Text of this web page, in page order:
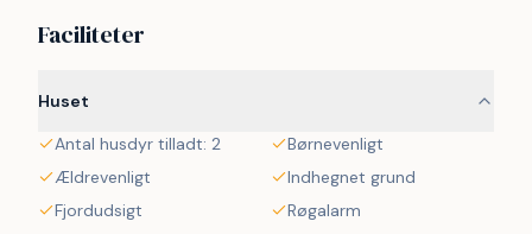
af værelserne har dobbeltsenge – et værelse har to
Der er et badeværelse med gulvvarme, bruser og
vaskemaskine. Køkkenet har komfur med glaskeramisk
kogeplade, varmluftovn med grill, der er køl/frys og alt
Faciliteter
Huset
Antal husdyr tilladt: 2
Børnevenligt
Ældrevenligt
Indhegnet grund
Fjordudsigt
Røgalarm